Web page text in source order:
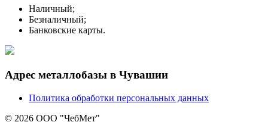
Наличный;
Безналичный;
Банковские карты.
Адрес металлобазы в Чувашии
Политика обработки персональных данных
© 2026 ООО "ЧебМет"